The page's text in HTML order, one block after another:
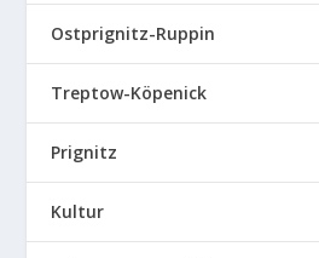
Ostprignitz-Ruppin
Treptow-Köpenick
Prignitz
Kultur